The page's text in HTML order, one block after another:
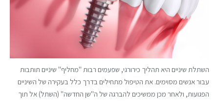
השתלת שיניים היא תהליך כירורגי, שפעמים רבות "מחליף" שיניים תותבות
עבור אנשים מסוימים. את הטיפול מתחילים בדרך כלל בעקירה של השיניים
הפגועות, ולאחר מכן ממשיכים להברגה של ה"שן החדשה" (השתל) אל תוך